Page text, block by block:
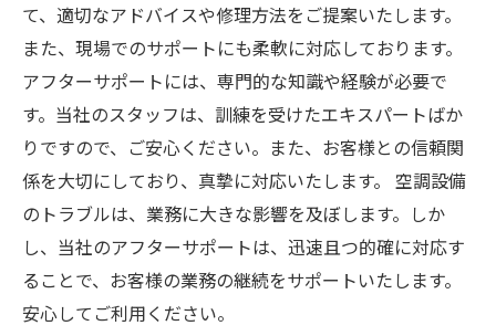
て、適切なアドバイスや修理方法をご提案いたします。
また、現場でのサポートにも柔軟に対応しております。
アフターサポートには、専門的な知識や経験が必要で
す。当社のスタッフは、訓練を受けたエキスパートばか
りですので、ご安心ください。また、お客様との信頼関
係を大切にしており、真摯に対応いたします。 空調設備
のトラブルは、業務に大きな影響を及ぼします。しか
し、当社のアフターサポートは、迅速且つ的確に対応す
ることで、お客様の業務の継続をサポートいたします。
安心してご利用ください。